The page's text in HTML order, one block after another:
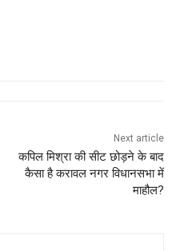
Next article
कपिल मिश्रा की सीट छोड़ने के बाद
कैसा है करावल नगर विधानसभा में
माहौल?